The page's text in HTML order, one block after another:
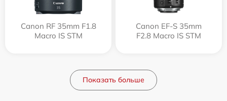
Canon RF 35mm F1.8
Macro IS STM
Canon EF-S 35mm
F2.8 Macro IS STM
Показать больше